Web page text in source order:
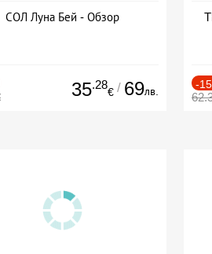
СОЛ Луна Бей - Обзор
35.28
€ / 69лв.
-